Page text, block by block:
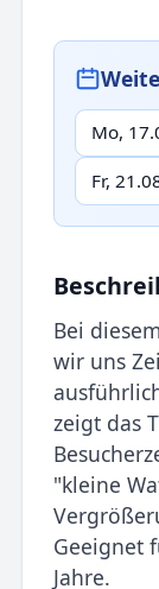
Mo,
Fr,
Bei
wir uns
zeigt das
"kleine
Geeignet
Jahre.